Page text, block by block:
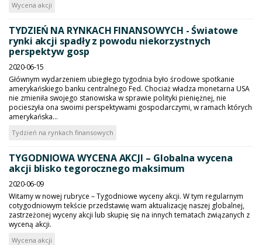
Wycena akcji
TYDZIEŃ NA RYNKACH FINANSOWYCH - Światowe
rynki akcji spadły z powodu niekorzystnych
perspektyw gosp
2020-06-15
Głównym wydarzeniem ubiegłego tygodnia było środowe spotkanie
amerykańskiego banku centralnego Fed. Chociaż władza monetarna USA
nie zmieniła swojego stanowiska w sprawie polityki pieniężnej, nie
pocieszyła ona swoimi perspektywami gospodarczymi, w ramach których
amerykańska...
Tydzień na rynkach finansowych
TYGODNIOWA WYCENA AKCJI – Globalna wycena
akcji blisko tegorocznego maksimum
2020-06-09
Witamy w nowej rubryce – Tygodniowe wyceny akcji. W tym regularnym
cotygodniowym tekście przedstawię wam aktualizację naszej globalnej,
zastrzeżonej wyceny akcji lub skupię się na innych tematach związanych z
wyceną akcji.
Wycena akcji